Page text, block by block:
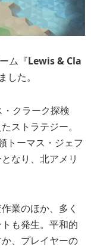
ム『Lewis & Cla
た。
クラーク探検
ストラテジー。
トーマス・ジェフ
なり、北アメリ
業のほか、多く
も発生。平和的
、プレイヤーの